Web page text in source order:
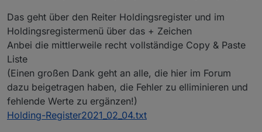
Das geht über den Reiter Holdingsregister und im
Holdingsregistermenü über das + Zeichen
Anbei die mittlerweile recht vollständige Copy & Paste
Liste
(Einen großen Dank geht an alle, die hier im Forum
dazu beigetragen haben, die Fehler zu elliminieren und
fehlende Werte zu ergänzen!)
Holding-Register2021_02_04.txt